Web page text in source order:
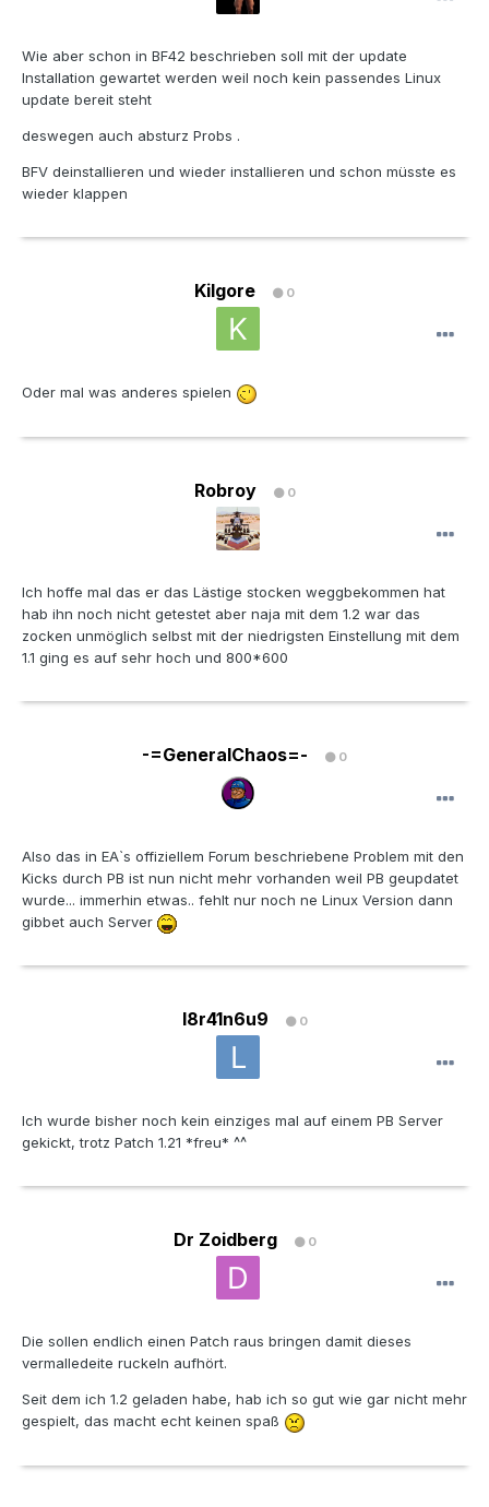
Wie aber schon in BF42 beschrieben soll mit der update
Installation gewartet werden weil noch kein passendes Linux
update bereit steht
deswegen auch absturz Probs .
BFV deinstallieren und wieder installieren und schon müsste es
wieder klappen
Kilgore 0
Oder mal was anderes spielen
Robroy 0
Ich hoffe mal das er das Lästige stocken weggbekommen hat
hab ihn noch nicht getestet aber naja mit dem 1.2 war das
zocken unmöglich selbst mit der niedrigsten Einstellung mit dem
1.1 ging es auf sehr hoch und 800*600
-=GeneralChaos=- 0
Also das in EA`s offiziellem Forum beschriebene Problem mit den
Kicks durch PB ist nun nicht mehr vorhanden weil PB geupdatet
wurde... immerhin etwas.. fehlt nur noch ne Linux Version dann
gibbet auch Server
l8r41n6u9 0
Ich wurde bisher noch kein einziges mal auf einem PB Server
gekickt, trotz Patch 1.21 *freu* ^^
Dr Zoidberg 0
Die sollen endlich einen Patch raus bringen damit dieses
vermalledeite ruckeln aufhört.
Seit dem ich 1.2 geladen habe, hab ich so gut wie gar nicht mehr
gespielt, das macht echt keinen spaß